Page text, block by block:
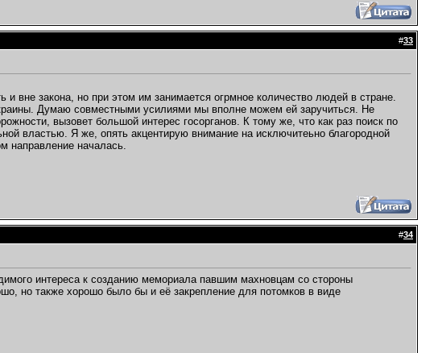
#33
и вне закона, но при этом им занимается огрмное количество людей в стране.
Думаю совместными усилиями мы вполне можем ей заручиться. Не
вызовет большой интерес госорганов. К тому же, что как раз поиск по
властью. Я же, опять акцентирую внимание на исключитеьно благородной
направление началась.
#34
интереса к созданию мемориала павшим махновцам со стороны
но также хорошо было бы и её закрепление для потомков в виде